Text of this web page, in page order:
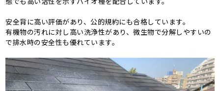
安全背に高い評価があり、公的規約にも合格しています。
有機物の汚れに対し高い洗浄性があり、微生物で分解しやすいの
で排水時の安全性も優れています。